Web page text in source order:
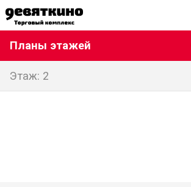
Планы этажей
Этаж: 2